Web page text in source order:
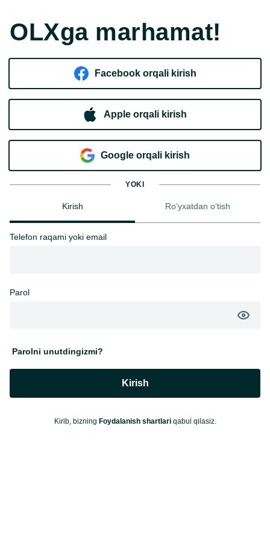
OLXga marhamat!
Facebook orqali kirish​
Apple orqali kirish
Goo​g​le orqali kirish
YOKI
Kirish Ro‘yxatdan o‘tish
Telefon raqami yoki email
Parol
Parolni unutdingizmi?
Kirish
Kirib, bizning Foydalanish shartlariqabul qilasiz.